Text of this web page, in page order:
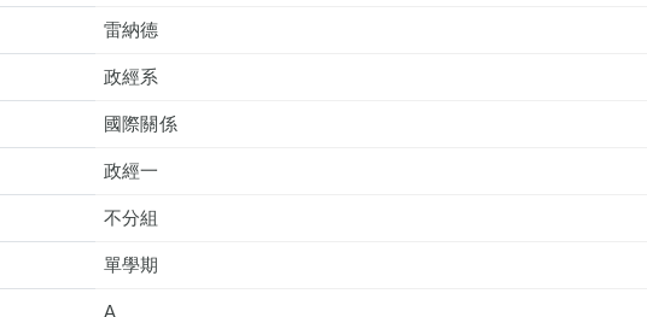
雷納德
政經系
國際關係
政經一
不分組
單學期
A